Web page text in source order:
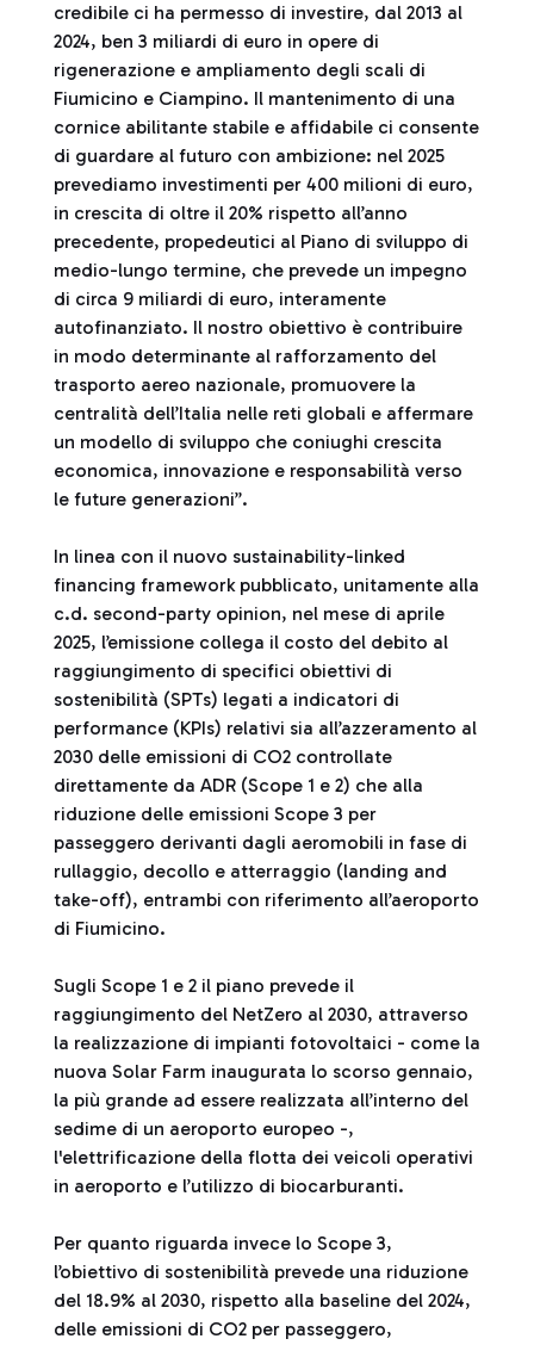
credibile ci ha permesso di investire, dal 2013 al
2024, ben 3 miliardi di euro in opere di
rigenerazione e ampliamento degli scali di
Fiumicino e Ciampino. Il mantenimento di una
cornice abilitante stabile e affidabile ci consente
di guardare al futuro con ambizione: nel 2025
prevediamo investimenti per 400 milioni di euro,
in crescita di oltre il 20% rispetto all’anno
precedente, propedeutici al Piano di sviluppo di
medio-lungo termine, che prevede un impegno
di circa 9 miliardi di euro, interamente
autofinanziato. Il nostro obiettivo è contribuire
in modo determinante al rafforzamento del
trasporto aereo nazionale, promuovere la
centralità dell’Italia nelle reti globali e affermare
un modello di sviluppo che coniughi crescita
economica, innovazione e responsabilità verso
le future generazioni”.
In linea con il nuovo sustainability-linked
financing framework pubblicato, unitamente alla
c.d. second-party opinion, nel mese di aprile
2025, l’emissione collega il costo del debito al
raggiungimento di specifici obiettivi di
sostenibilità (SPTs) legati a indicatori di
performance (KPIs) relativi sia all’azzeramento al
2030 delle emissioni di CO2 controllate
direttamente da ADR (Scope 1 e 2) che alla
riduzione delle emissioni Scope 3 per
passeggero derivanti dagli aeromobili in fase di
rullaggio, decollo e atterraggio (landing and
take-off), entrambi con riferimento all’aeroporto
di Fiumicino.
Sugli Scope 1 e 2 il piano prevede il
raggiungimento del NetZero al 2030, attraverso
la realizzazione di impianti fotovoltaici - come la
nuova Solar Farm inaugurata lo scorso gennaio,
la più grande ad essere realizzata all’interno del
sedime di un aeroporto europeo -,
l'elettrificazione della flotta dei veicoli operativi
in aeroporto e l’utilizzo di biocarburanti.
Per quanto riguarda invece lo Scope 3,
l’obiettivo di sostenibilità prevede una riduzione
del 18.9% al 2030, rispetto alla baseline del 2024,
delle emissioni di CO2 per passeggero,